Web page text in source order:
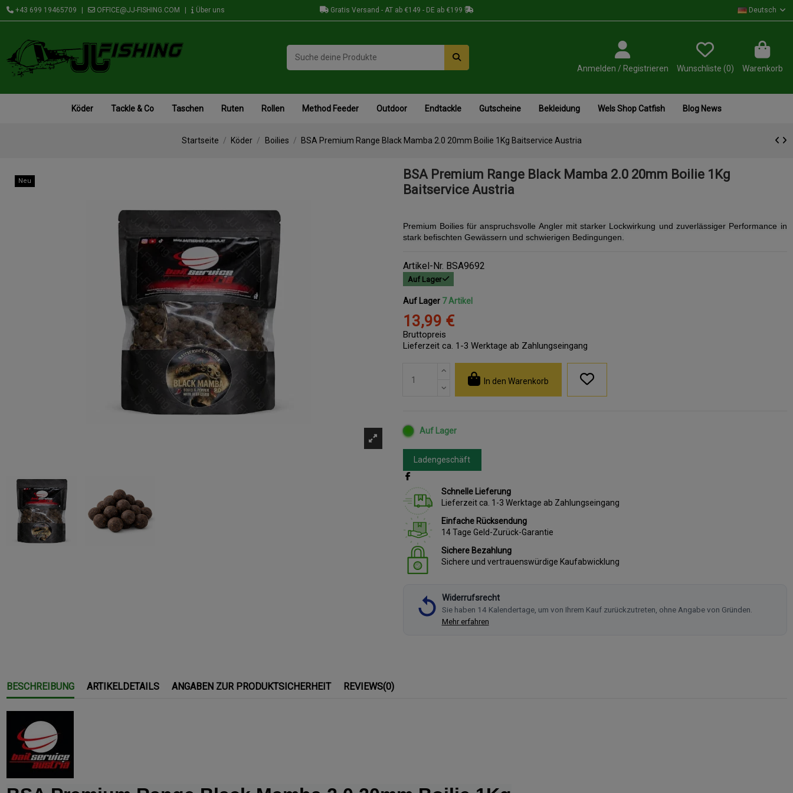
+43 699 19465709 OFFICE@JJ-FISHING.COM Über uns Gratis Versand - AT ab €149 - DE ab €199 Deutsch
Anmelden / Registrieren Wunschliste (0) Warenkorb
Köder Tackle & Co Taschen Ruten Rollen Method Feeder Outdoor Endtackle Gutscheine Bekleidung Wels Shop Catfish Blog News
Startseite Köder Boilies BSA Premium Range Black Mamba 2.0 20mm Boilie 1Kg Baitservice Austria
Neu
BSA Premium Range Black Mamba 2.0 20mm Boilie 1Kg
Baitservice Austria
Premium Boilies für anspruchsvolle Angler mit starker Lockwirkung und zuverlässiger Performance in
stark befischten Gewässern und schwierigen Bedingungen.
Artikel-Nr. BSA9692
Auf Lager
Auf Lager 7 Artikel
13,99 €
Bruttopreis
Lieferzeit ca. 1-3 Werktage ab Zahlungseingang
In den Warenkorb
Auf Lager
Ladengeschäft
Schnelle Lieferung
Lieferzeit ca. 1-3 Werktage ab Zahlungseingang
Einfache Rücksendung
14 Tage Geld-Zurück-Garantie
Sichere Bezahlung
Sichere und vertrauenswürdige Kaufabwicklung
Widerrufsrecht
Sie haben 14 Kalendertage, um von Ihrem Kauf zurückzutreten, ohne Angabe von Gründen.
Mehr erfahren
BESCHREIBUNG ARTIKELDETAILS ANGABEN ZUR PRODUKTSICHERHEIT REVIEWS(0)